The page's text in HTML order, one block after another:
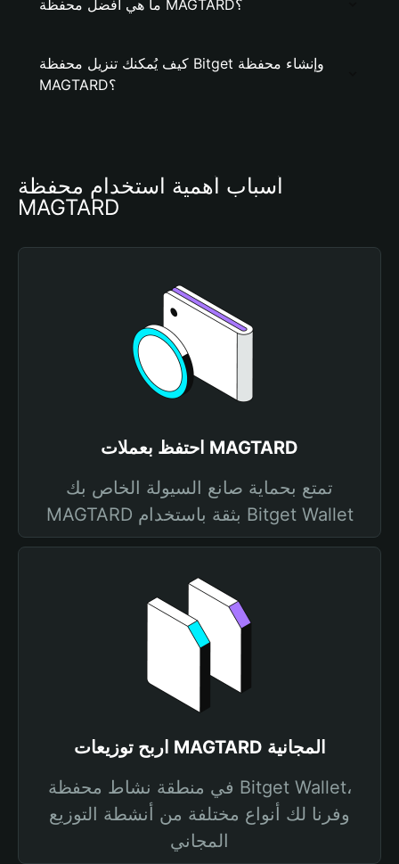
ما هي أفضل محفظة MAGTARD؟
كيف يُمكنك تنزيل محفظة Bitget وإنشاء محفظة
MAGTARD؟
أسباب أهمية استخدام محفظة
MAGTARD
احتفظ بعملات MAGTARD
تمتع بحماية صانع السيولة الخاص بك
MAGTARD بثقة باستخدام Bitget Wallet
اربح توزيعات MAGTARD المجانية
في منطقة نشاط محفظة Bitget Wallet،
وفرنا لك أنواع مختلفة من أنشطة التوزيع
المجاني